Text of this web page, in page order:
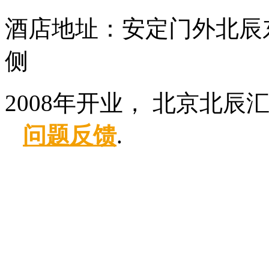
酒店地址：安定门外北
侧
2008年开业， 北京北辰
问题反馈.